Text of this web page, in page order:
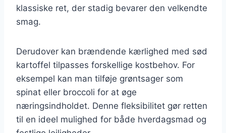
klassiske ret, der stadig bevarer den velkendte
smag.
Derudover kan brændende kærlighed med sød
kartoffel tilpasses forskellige kostbehov. For
eksempel kan man tilføje grøntsager som
spinat eller broccoli for at øge
næringsindholdet. Denne fleksibilitet gør retten
til en ideel mulighed for både hverdagsmad og